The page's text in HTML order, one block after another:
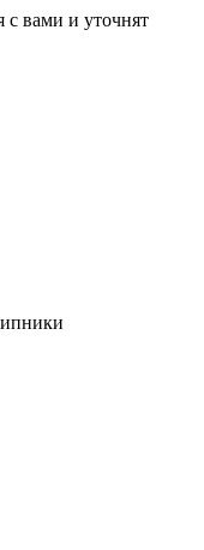
с вами и уточнят